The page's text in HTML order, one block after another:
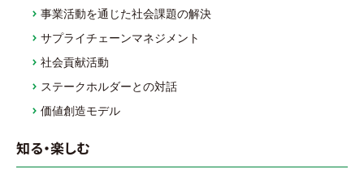
事業活動を通じた社会課題の解決
サプライチェーンマネジメント
社会貢献活動
ステークホルダーとの対話
価値創造モデル
知る・楽しむ